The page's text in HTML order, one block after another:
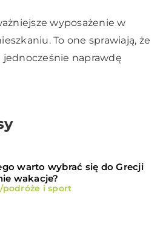
wyposażenie w
To one sprawiają, że
jednocześnie naprawdę
warto wybrać się do Grecji
wakacje?
podróże i sport